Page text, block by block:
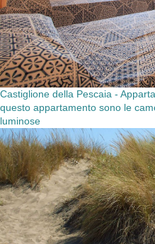
Castiglione della Pescaia -
questo appartamento sono le
luminose